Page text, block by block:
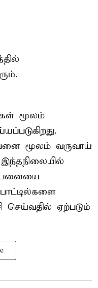
மூலம்
மூலம் வருவாய்
இந்தநிலையில்
செய்வதில் ஏற்படும்